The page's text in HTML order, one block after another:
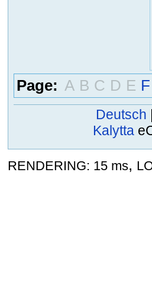
Page: A B C D E F
Deutsch |
Kalytta
RENDERING: 15 ms,